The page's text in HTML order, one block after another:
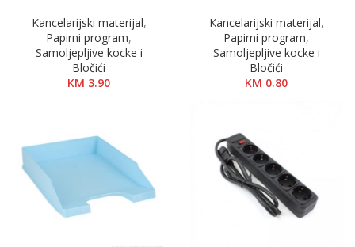
Kancelarijski materijal,
Papirni program,
Samoljepljive kocke i
Bločići
KM 3.90
Kancelarijski materijal,
Papirni program,
Samoljepljive kocke i
Bločići
KM 0.80